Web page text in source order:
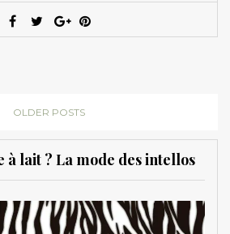
OLDER POSTS
à lait ? La mode des intellos